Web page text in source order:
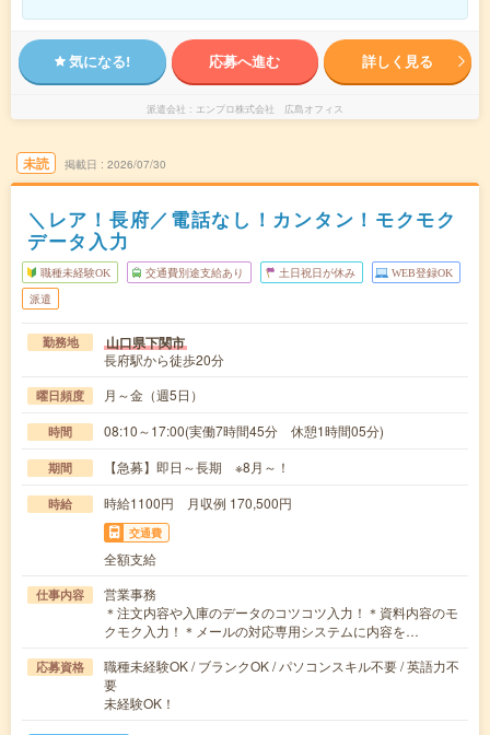
気になる! 応募へ進む 詳しく見る
派遣会社 エンプロ株式会社 広島オフィス
未読 掲載日 2026/07/30
＼レア！長府／電話なし！カンタン！モクモク
データ入力
職種未経験OK 交通費別途支給あり 土日祝日が休み WEB登録OK
派遣
勤務地 山口県下関市
長府駅から徒歩20分
曜日頻度 月～金（週5日）
時間 08:10～17:00(実働7時間45分 休憩1時間05分)
期間 【急募】即日～長期 ※8月～！
時給 時給1100円 月収例 170,500円
交通費
全額支給
仕事内容
営業事務
＊注文内容や入庫のデータのコツコツ入力！＊資料内容のモ
クモク入力！＊メールの対応専用システムに内容を…
応募資格
職種未経験OK / ブランクOK / パソコンスキル不要 / 英語力不
要
未経験OK！